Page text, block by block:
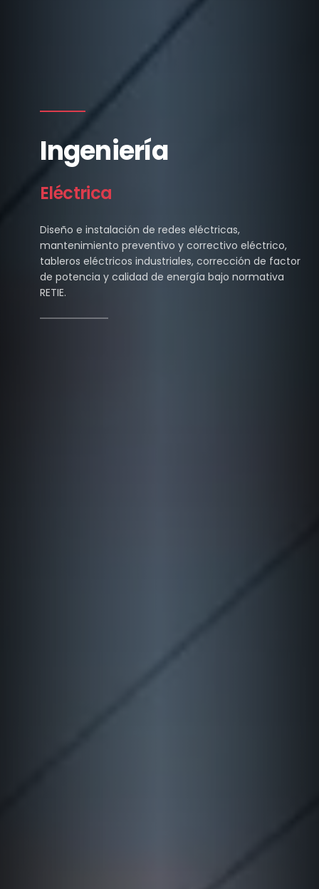
Ingeniería
Eléctrica
Diseño e instalación de redes eléctricas,
mantenimiento preventivo y correctivo eléctrico,
tableros eléctricos industriales, corrección de factor
de potencia y calidad de energía bajo normativa
RETIE.